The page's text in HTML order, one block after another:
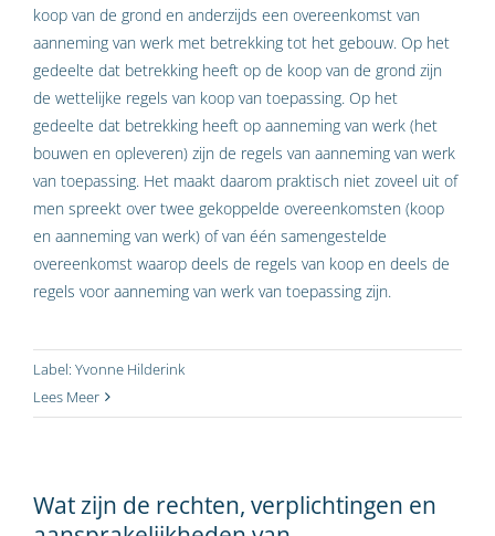
koop van de grond en anderzijds een overeenkomst van
aanneming van werk met betrekking tot het gebouw. Op het
gedeelte dat betrekking heeft op de koop van de grond zijn
de wettelijke regels van koop van toepassing. Op het
gedeelte dat betrekking heeft op aanneming van werk (het
bouwen en opleveren) zijn de regels van aanneming van werk
van toepassing. Het maakt daarom praktisch niet zoveel uit of
men spreekt over twee gekoppelde overeenkomsten (koop
en aanneming van werk) of van één samengestelde
overeenkomst waarop deels de regels van koop en deels de
regels voor aanneming van werk van toepassing zijn.
Label: Yvonne Hilderink
Lees Meer
Wat zijn de rechten, verplichtingen en